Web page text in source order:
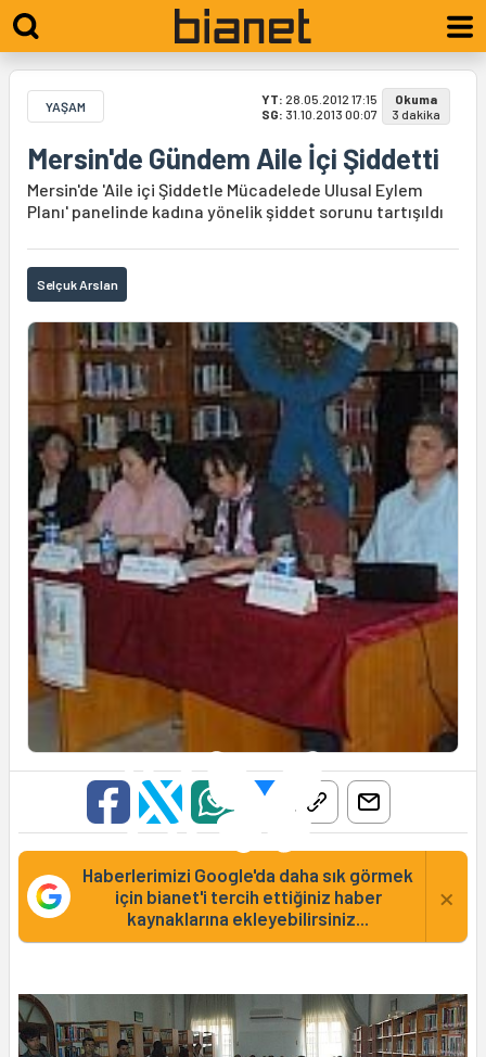
YAŞAM YT: 28.05.2012 17:15
SG: 31.10.2013 00:07
Okuma
3 dakika
Mersin'de Gündem Aile İçi Şiddetti
Mersin'de 'Aile içi Şiddetle Mücadelede Ulusal Eylem
Planı' panelinde kadına yönelik şiddet sorunu tartışıldı
Selçuk Arslan
Haberlerimizi Google'da daha sık görmek
için bianet'i tercih ettiğiniz haber
kaynaklarına ekleyebilirsiniz...
×